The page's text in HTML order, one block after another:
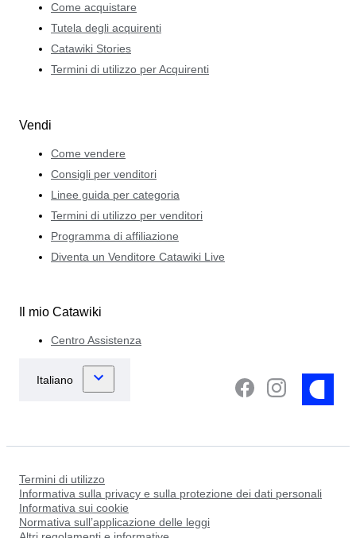
Come acquistare
Tutela degli acquirenti
Catawiki Stories
Termini di utilizzo per Acquirenti
Vendi
Come vendere
Consigli per venditori
Linee guida per categoria
Termini di utilizzo per venditori
Programma di affiliazione
Diventa un Venditore Catawiki Live
Il mio Catawiki
Centro Assistenza
Termini di utilizzo
Informativa sulla privacy e sulla protezione dei dati personali
Informativa sui cookie
Normativa sull’applicazione delle leggi